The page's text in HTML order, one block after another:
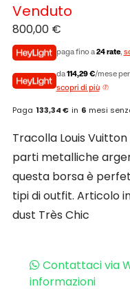
800,00 €
paga fino a24 rate,
da114,29 €/mese
scopri di più
Paga 133,34 € in 6 mesi
Venduto
Tracolla Louis
parti metalliche
questa borsa è
tipi di outfit. Articolo
dust Très Chic
Contattaci via
informazioni